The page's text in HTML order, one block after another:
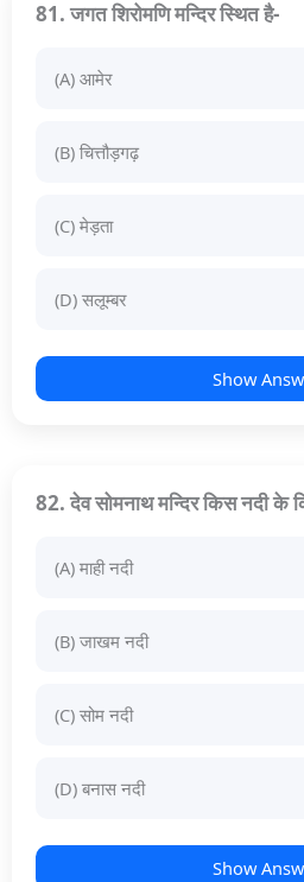
81. जगत शिरोमणि मन्दिर स्थित है-
(A) आमेर
(B) चित्तौड़गढ़
(C) मेड़ता
(D) सलूम्बर
Show
82. देव सोमनाथ मन्दिर किस नदी के
(A) माही नदी
(B) जाखम नदी
(C) सोम नदी
(D) बनास नदी
Show